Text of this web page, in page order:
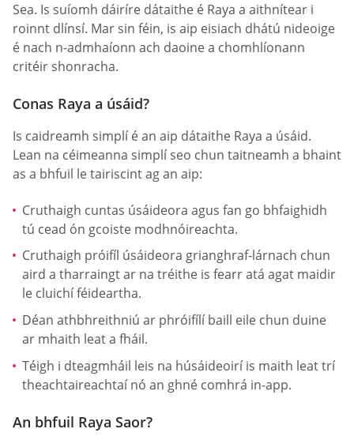
Sea. Is suíomh dáiríre dátaithe é Raya a aithnítear i
roinnt dlínsí. Mar sin féin, is aip eisiach dhátú nideoige
é nach n-admhaíonn ach daoine a chomhlíonann
critéir shonracha.
Conas Raya a úsáid?
Is caidreamh simplí é an aip dátaithe Raya a úsáid.
Lean na céimeanna simplí seo chun taitneamh a bhaint
as a bhfuil le tairiscint ag an aip:
Cruthaigh cuntas úsáideora agus fan go bhfaighidh
tú cead ón gcoiste modhnóireachta.
Cruthaigh próifíl úsáideora grianghraf-lárnach chun
aird a tharraingt ar na tréithe is fearr atá agat maidir
le cluichí féideartha.
Déan athbhreithniú ar phróifílí baill eile chun duine
ar mhaith leat a fháil.
Téigh i dteagmháil leis na húsáideoirí is maith leat trí
theachtaireachtaí nó an ghné comhrá in-app.
An bhfuil Raya Saor?